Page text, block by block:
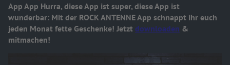
App App Hurra, diese App ist super, diese App ist
wunderbar: Mit der ROCK ANTENNE App schnappt ihr euch
jeden Monat fette Geschenke! Jetzt downloaden &
mitmachen!